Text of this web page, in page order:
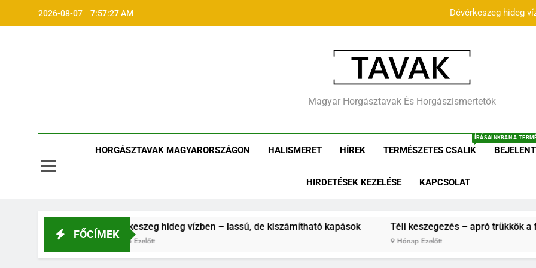
2026-08-07 7:57:28 AM Dévérkeszeg hideg
Téli
Tavak.hu –
Magyar Horgásztavak És Horgászismertetők
HORGÁSZTAVAK MAGYARORSZÁGON HALISMERET HÍREK TERMÉSZETES CSALIK
ÍRÁSAINKBAN A
HIRDETÉSEK KEZELÉSE KAPCSOLAT
FŐCÍMEK
Dévérkeszeg hideg vízben – lassú, de kiszámítható kapások
9 Hónap Ezelőtt
Téli keszegezés – apró trükkök a fagyos
9 Hónap Ezelőtt